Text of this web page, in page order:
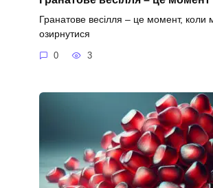
Гранатове весілля – це момент, коли
озирнутися
0 3